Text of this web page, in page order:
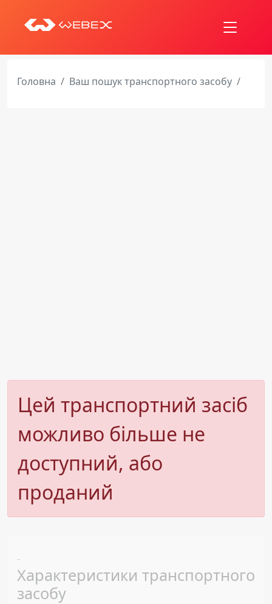
Головна Ваш пошук транспортного засобу
Цей транспортний засіб
можливо більше не
доступний, або
проданий
-
Характеристики транспортного
засобу